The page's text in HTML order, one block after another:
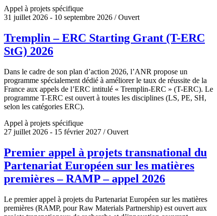
Appel à projets spécifique
31 juillet 2026 - 10 septembre 2026 / Ouvert
Tremplin – ERC Starting Grant (T-ERC
StG) 2026
Dans le cadre de son plan d’action 2026, l’ANR propose un
programme spécialement dédié à améliorer le taux de réussite de la
France aux appels de l’ERC intitulé « Tremplin-ERC » (T-ERC). Le
programme T-ERC est ouvert à toutes les disciplines (LS, PE, SH,
selon les catégories ERC).
Appel à projets spécifique
27 juillet 2026 - 15 février 2027 / Ouvert
Premier appel à projets transnational du
Partenariat Européen sur les matières
premières – RAMP – appel 2026
Le premier appel à projets du Partenariat Européen sur les matières
premières (RAMP, pour Raw Materials Partnership) est ouvert aux